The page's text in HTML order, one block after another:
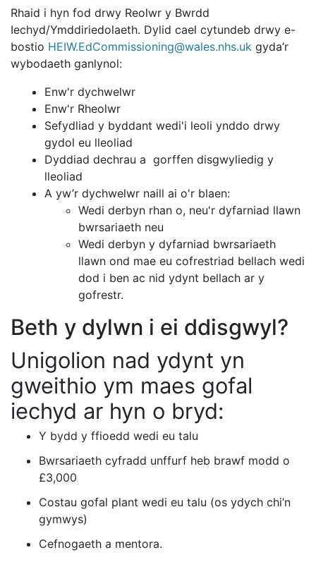
Rhaid i hyn fod drwy Reolwr y Bwrdd
Iechyd/Ymddiriedolaeth. Dylid cael cytundeb drwy e-
bostio HEIW.EdCommissioning@wales.nhs.uk gyda’r
wybodaeth ganlynol:
Enw'r dychwelwr
Enw'r Rheolwr
Sefydliad y byddant wedi'i leoli ynddo drwy
gydol eu lleoliad
Dyddiad dechrau a gorffen disgwyliedig y
lleoliad
A yw’r dychwelwr naill ai o'r blaen:
Wedi derbyn rhan o, neu'r dyfarniad llawn
bwrsariaeth neu
Wedi derbyn y dyfarniad bwrsariaeth
llawn ond mae eu cofrestriad bellach wedi
dod i ben ac nid ydynt bellach ar y
gofrestr.
Beth y dylwn i ei ddisgwyl?
Unigolion nad ydynt yn
gweithio ym maes gofal
iechyd ar hyn o bryd:
Y bydd y ffioedd wedi eu talu
Bwrsariaeth cyfradd unffurf heb brawf modd o
£3,000
Costau gofal plant wedi eu talu (os ydych chi’n
gymwys)
Cefnogaeth a mentora.